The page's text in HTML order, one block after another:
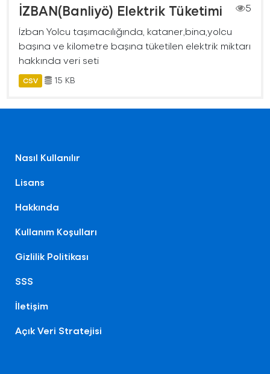
İZBAN(Banliyö) Elektrik Tüketimi
5
İzban Yolcu taşımacılığında, kataner,bina,yolcu
başına ve kilometre başına tüketilen elektrik miktarı
hakkında veri seti
CSV 15 KB
Nasıl Kullanılır
Lisans
Hakkında
Kullanım Koşulları
Gizlilik Politikası
SSS
İletişim
Açık Veri Stratejisi